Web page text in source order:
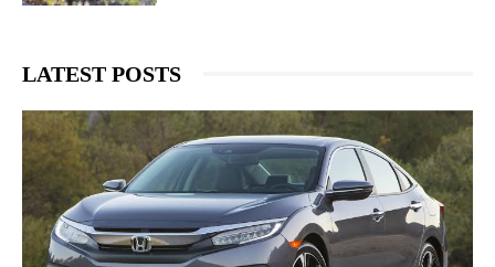
LATEST POSTS